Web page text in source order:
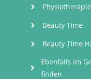
Beauty Time
Beauty Time
Ebenfalls im
finden